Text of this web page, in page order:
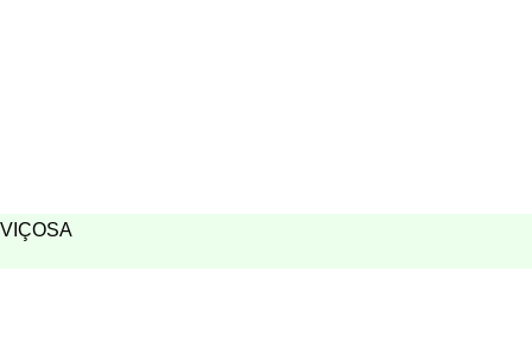
VIÇOSA